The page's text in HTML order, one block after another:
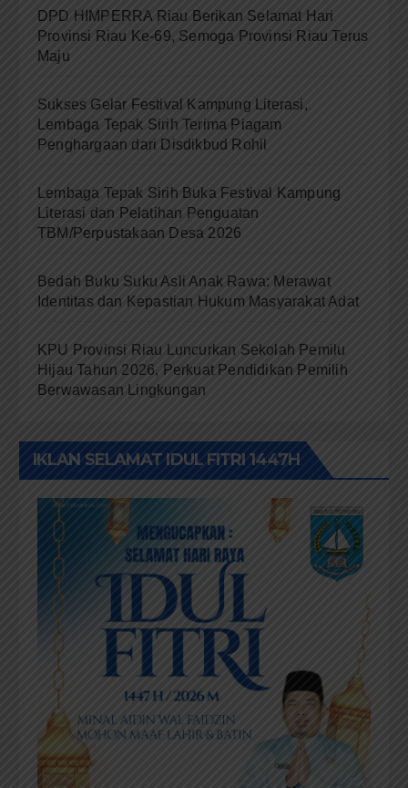
DPD HIMPERRA Riau Berikan Selamat Hari
Provinsi Riau Ke-69, Semoga Provinsi Riau Terus
Maju
Sukses Gelar Festival Kampung Literasi,
Lembaga Tepak Sirih Terima Piagam
Penghargaan dari Disdikbud Rohil
Lembaga Tepak Sirih Buka Festival Kampung
Literasi dan Pelatihan Penguatan
TBM/Perpustakaan Desa 2026
Bedah Buku Suku Asli Anak Rawa: Merawat
Identitas dan Kepastian Hukum Masyarakat Adat
KPU Provinsi Riau Luncurkan Sekolah Pemilu
Hijau Tahun 2026, Perkuat Pendidikan Pemilih
Berwawasan Lingkungan
IKLAN SELAMAT IDUL FITRI 1447H